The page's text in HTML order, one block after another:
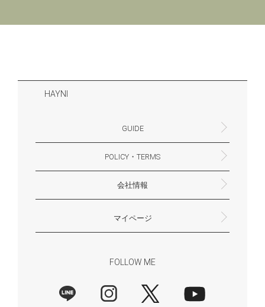
HAYNI
GUIDE
よくあるご質問・お問合せ
お支払いについて
配送・送料について
ギフトサービスについて
一緒に働く？(HAYNI採用情報サイトへ)
for Foreigners (overseas delivery)
POLICY・TERMS
返品・交換について
プライバシーポリシー
特定商取引法に基づく表示
外部送信ポリシー
会社情報
大阪府大阪市淀川区十八条3-9-35
電話番号：06-6868-9671
※お電話でのお問合せ受付は行っておりません
メール：support@hayni.jp
お問い合わせはこちらからお願いいたします
営業時間：10：00～15：00（金曜日は14：00ま
定休日： 土・日・祝祭日
※土日祝祭日はお休みをいただきます。
メールの返信は翌営業日となりますので、ご了承
マイページ
FOLLOW ME